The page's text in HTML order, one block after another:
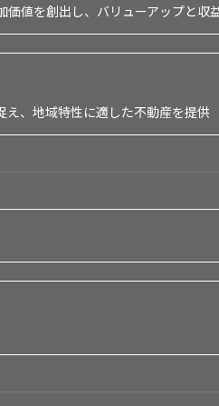
価値を創出し、バリューアップと収
え、地域特性に適した不動産を提供